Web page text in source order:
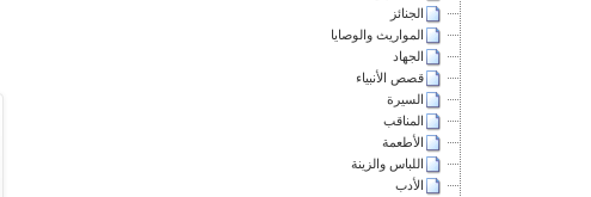
الجنائز
المواريث والوصايا
الجهاد
قصص الأنبياء
السيرة
المناقب
الأطعمة
اللباس والزينة
الأدب